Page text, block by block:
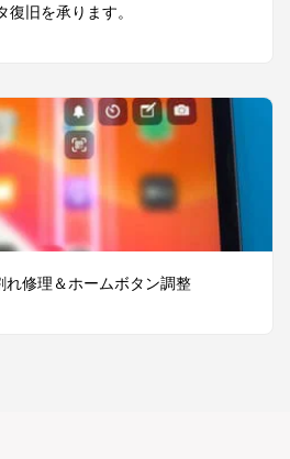
旧を承ります。
修理＆ホームボタン調整